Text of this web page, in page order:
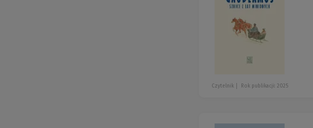
Czytelnik Rok publikacji: 2025